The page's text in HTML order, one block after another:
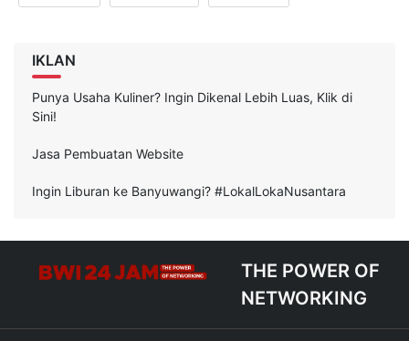
IKLAN
Punya Usaha Kuliner? Ingin Dikenal Lebih Luas, Klik di
Sini!
Jasa Pembuatan Website
Ingin Liburan ke Banyuwangi? #LokalLokaNusantara
THE POWER OF
NETWORKING